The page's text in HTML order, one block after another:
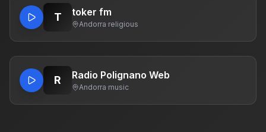
T toker fm
Andorra·religious
R Radio Polignano Web
Andorra·music